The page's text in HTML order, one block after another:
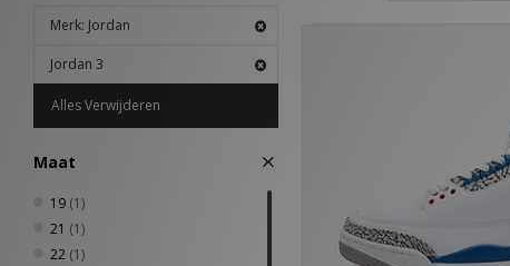
Merk: Jordan
Jordan 3
Alles Verwijderen
Maat
19 (1)
21 (1)
22 (1)